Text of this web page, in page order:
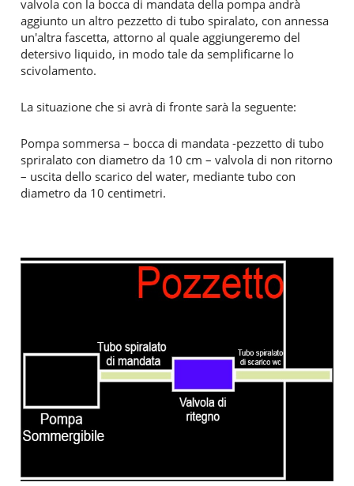
valvola con la bocca di mandata della pompa andrà
aggiunto un altro pezzetto di tubo spiralato, con annessa
un'altra fascetta, attorno al quale aggiungeremo del
detersivo liquido, in modo tale da semplificarne lo
scivolamento.
La situazione che si avrà di fronte sarà la seguente:
Pompa sommersa – bocca di mandata -pezzetto di tubo
spriralato con diametro da 10 cm – valvola di non ritorno
– uscita dello scarico del water, mediante tubo con
diametro da 10 centimetri.